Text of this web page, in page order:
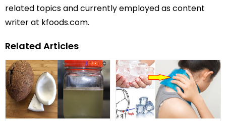
related topics and currently employed as content
writer at kfoods.com.
Related Articles